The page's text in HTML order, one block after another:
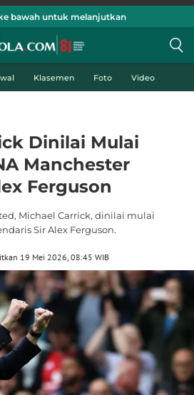
bawah untuk melanjutkan
Klasemen Foto Video
Dinilai Mulai
Manchester
Ferguson
Michael Carrick, dinilai mulai
Sir Alex Ferguson.
19 Mei 2026, 08:45 WIB